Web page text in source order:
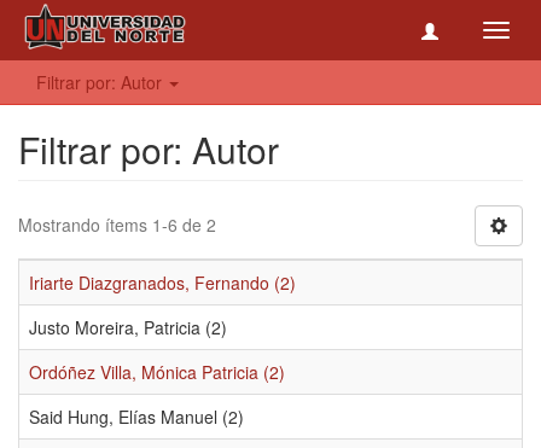
Filtrar por: Autor
Filtrar por: Autor
Mostrando ítems 1-6 de 2
Iriarte Diazgranados, Fernando (2)
Justo Moreira, Patricia (2)
Ordóñez Villa, Mónica Patricia (2)
Said Hung, Elías Manuel (2)